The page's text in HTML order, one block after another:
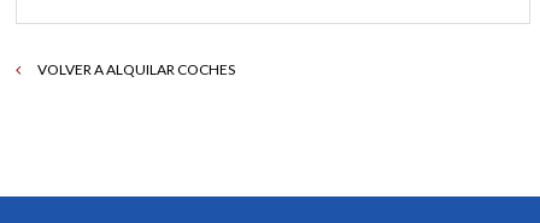
VOLVER A ALQUILAR COCHES